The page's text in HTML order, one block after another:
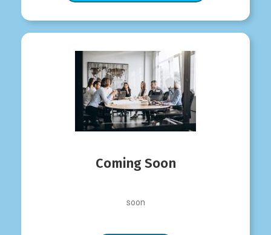
Coming Soon
soon